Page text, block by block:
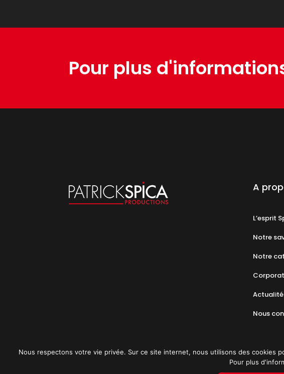
Pour plus
A
L’esprit
Notre
Notre
Nous
Politique de confidentialité
Nous respectons votre vie privée. Sur ce site internet, nous utilisons des cookies
Pour plus